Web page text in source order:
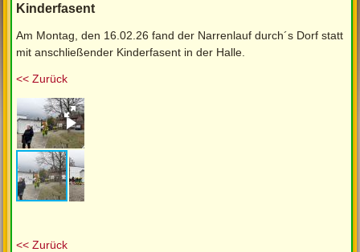
Kinderfasent
Am Montag, den 16.02.26 fand der Narrenlauf durch´s Dorf statt
mit anschließender Kinderfasent in der Halle.
<< Zurück
<< Zurück